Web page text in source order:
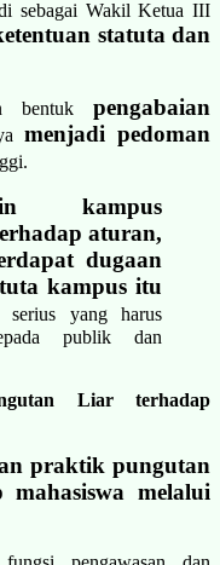
sebagai Wakil Ketua III
statuta dan
bentuk pengabaian
menjadi pedoman
kampus
aturan,
dugaan
kampus itu
serius yang harus
publik dan
Liar terhadap
praktik pungutan
melalui